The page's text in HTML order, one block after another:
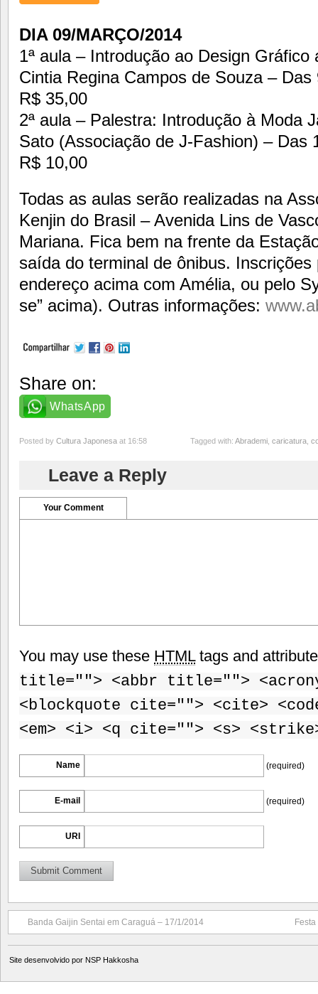
DIA 09/MARÇO/2014
1ª aula – Introdução ao Design Gráfico
Cintia Regina Campos de Souza –
R$ 35,00
2ª aula – Palestra: Introdução à Moda
Sato (Associação de J-Fashion) – Das
R$ 10,00
Todas as aulas serão realizadas na
Kenjin do Brasil – Avenida Lins de
Mariana. Fica bem na frente da
saída do terminal de ônibus.
endereço acima com Amélia, ou pelo
se” acima). Outras informações:
Share on:
WhatsApp
Posted by Cultura Japonesa at 16:58 Tagged with: Abrademi caricatura
Leave a Reply
Your Comment
You may use these HTMLtags and
title=""> <abbr title="">
<blockquote cite=""> <cite>
<em> <i> <q cite=""> <s>
Name (required)
E-mail (required)
URI
Banda Gaijin Sentai em Caraguá – 17/1/2014
Site desenvolvido por NSP Hakkosha